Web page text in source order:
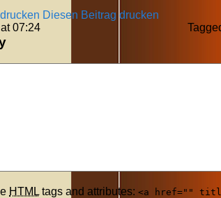
Diesen Beitrag drucken
at 07:24
HTML tags and attributes: <a href=""